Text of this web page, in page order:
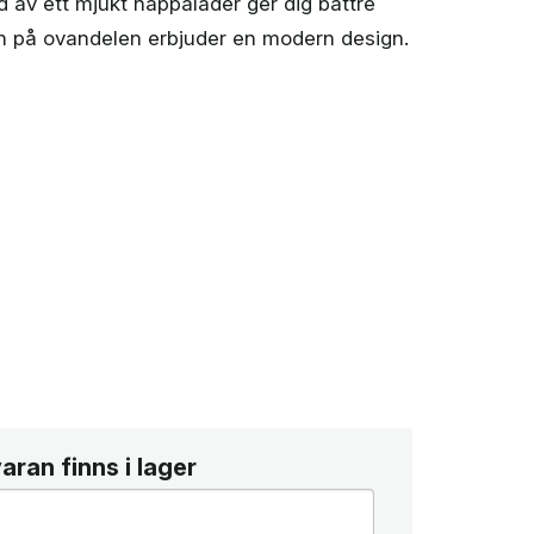
på ovandelen erbjuder en modern design.
finns i lager